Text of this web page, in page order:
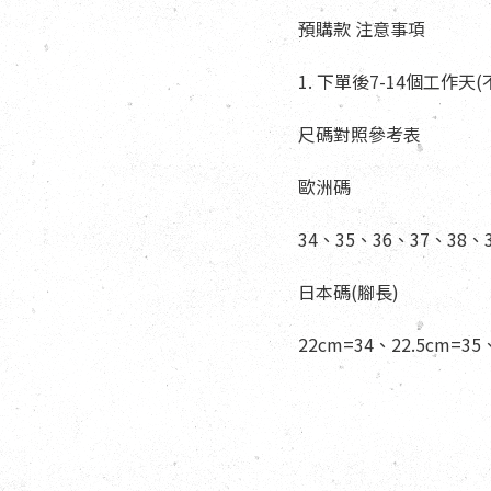
預購款 注意事項
1. 下單後7-14個工作天(
尺碼對照參考表
歐洲碼
34、35、36、37、38、
日本碼(腳長)
22cm=34、22.5cm=35